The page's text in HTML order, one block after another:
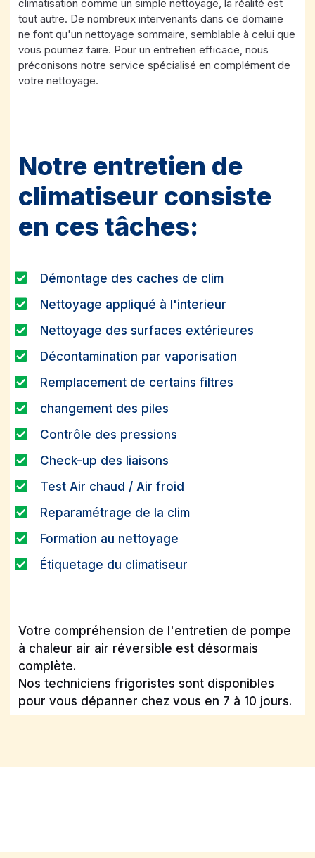
climatisation comme un simple nettoyage, la réalité est
tout autre. De nombreux intervenants dans ce domaine
ne font qu'un nettoyage sommaire, semblable à celui que
vous pourriez faire. Pour un entretien efficace, nous
préconisons notre service spécialisé en complément de
votre nettoyage.
Notre entretien de
climatiseur consiste
en ces tâches:
Démontage des caches de clim
Nettoyage appliqué à l'interieur
Nettoyage des surfaces extérieures
Décontamination par vaporisation
Remplacement de certains filtres
changement des piles
Contrôle des pressions
Check-up des liaisons
Test Air chaud / Air froid
Reparamétrage de la clim
Formation au nettoyage
Étiquetage du climatiseur
Votre compréhension de l'entretien de pompe
à chaleur air air réversible est désormais
complète.
Nos techniciens frigoristes sont disponibles
pour vous dépanner chez vous en 7 à 10 jours.